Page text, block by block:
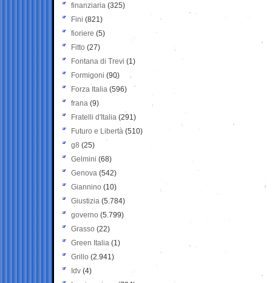
finanziaria (325)
Fini (821)
fioriere (5)
Fitto (27)
Fontana di Trevi (1)
Formigoni (90)
Forza Italia (596)
frana (9)
Fratelli d'Italia (291)
Futuro e Libertà (510)
g8 (25)
Gelmini (68)
Genova (542)
Giannino (10)
Giustizia (5.784)
governo (5.799)
Grasso (22)
Green Italia (1)
Grillo (2.941)
Idv (4)